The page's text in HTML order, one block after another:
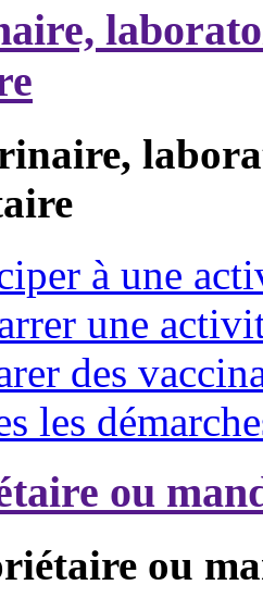
à une
une
des
les
ou
ou